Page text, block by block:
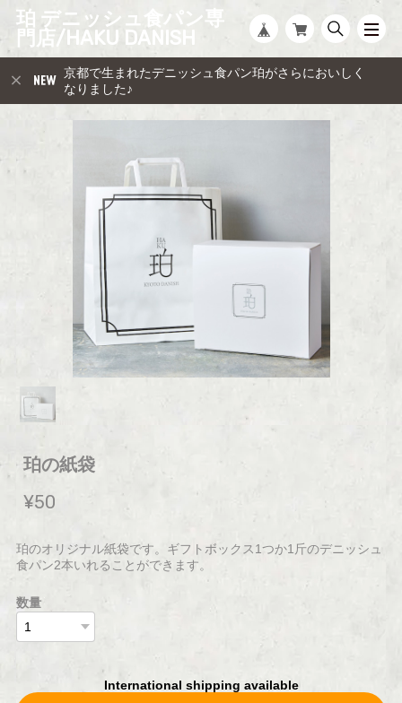
珀 デニッシュ食パン専
門店/HAKU DANISH
京都で生まれたデニッシュ食パン珀がさらにおいしく
なりました♪
珀の紙袋
¥50
珀のオリジナル紙袋です。ギフトボックス1つか1斤のデニッシュ
食パン2本いれることができます。
数量
International shipping available